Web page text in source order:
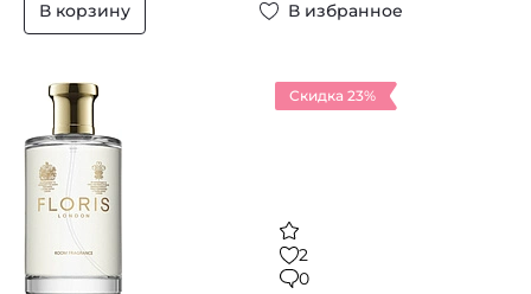
В корзину В избранное
Скидка 23%
2
0